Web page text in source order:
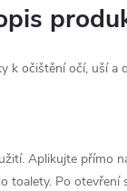
k očištění očí, uší a
Aplikujte přímo
toalety. Po